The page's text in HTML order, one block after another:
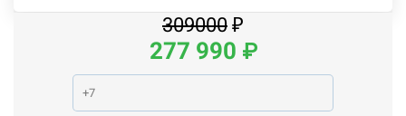
309000 ₽
277 990 ₽